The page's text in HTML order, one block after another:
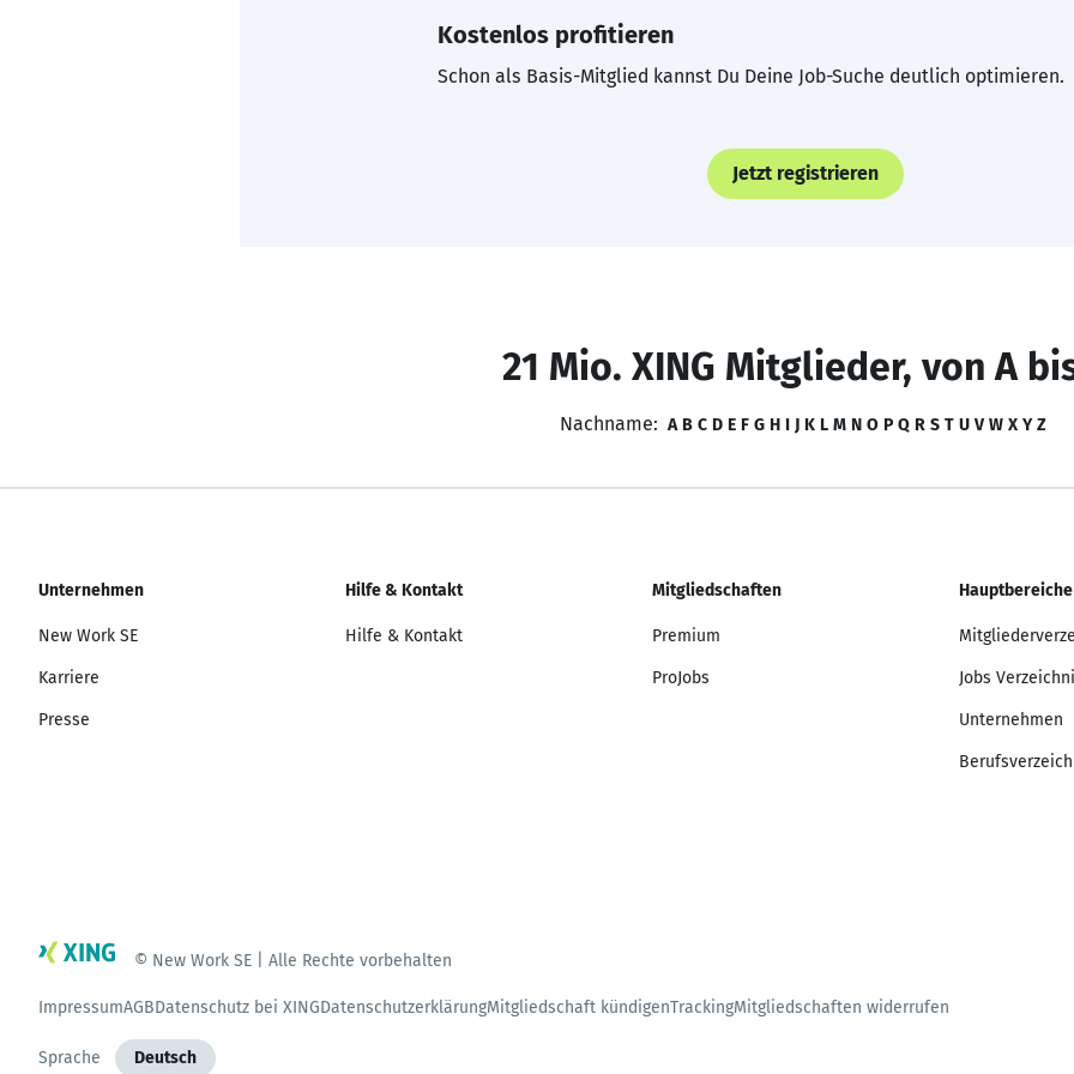
Kostenlos profitieren
Schon als Basis-Mitglied kannst Du Deine Job-Suche deutlich optimieren.
Jetzt registrieren
21 Mio. XING Mitglieder, von A
Nachname: A B C D E F G H I J K L M N O P Q R S T U V W X Y Z
Unternehmen
New Work SE
Karriere
Presse
Hilfe & Kontakt
Hilfe & Kontakt
Mitgliedschaften
Premium
ProJobs
Hauptbereiche
Jobs
Unternehmen
© New Work SE | Alle Rechte vorbehalten
ImpressumAGBDatenschutz bei XINGDatenschutzerklärungMitgliedschaft kündigenTrackingMitgliedschaften widerrufen
Sprache Deutsch